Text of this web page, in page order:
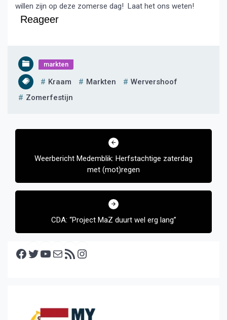
willen zijn op deze zomerse dag! Laat het ons weten!
Reageer
markten
Kraam Markten
Wervershoof
Zomerfestijn
Bericht
Weerbericht Medemblik: Herfstachtige zaterdag
met (mot)regen
CDA: “Project MaZ duurt wel erg lang”
Facebook Twitter YouTube E-mail RSS feed